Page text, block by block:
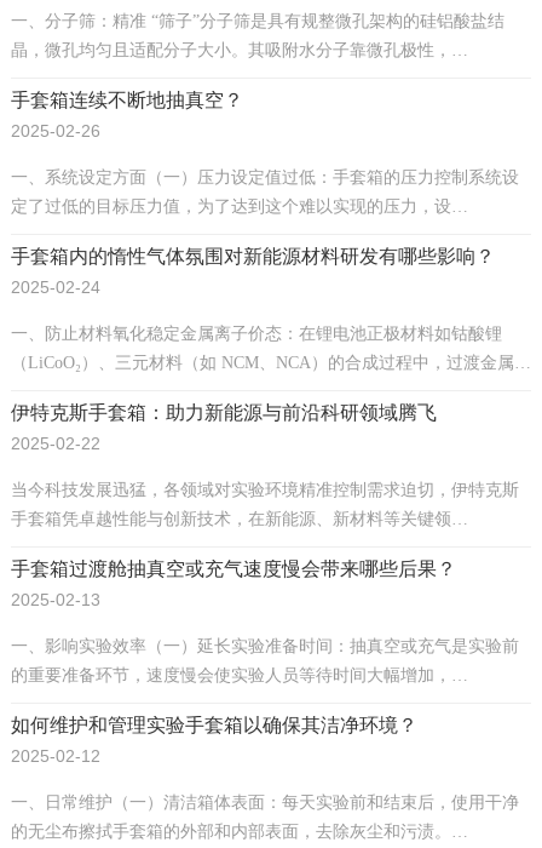
一、分子筛：精准 “筛子”分子筛是具有规整微孔架构的硅铝酸盐结
晶，微孔均匀且适配分子大小。其吸附水分子靠微孔极性，…
手套箱连续不断地抽真空？
2025-02-26
一、系统设定方面（一）压力设定值过低：手套箱的压力控制系统设
定了过低的目标压力值，为了达到这个难以实现的压力，设…
手套箱内的惰性气体氛围对新能源材料研发有哪些影响？
2025-02-24
一、防止材料氧化稳定金属离子价态：在锂电池正极材料如钴酸锂
（LiCoO₂）、三元材料（如 NCM、NCA）的合成过程中，过渡金属…
伊特克斯手套箱：助力新能源与前沿科研领域腾飞
2025-02-22
当今科技发展迅猛，各领域对实验环境精准控制需求迫切，伊特克斯
手套箱凭卓越性能与创新技术，在新能源、新材料等关键领…
手套箱过渡舱抽真空或充气速度慢会带来哪些后果？
2025-02-13
一、影响实验效率（一）延长实验准备时间：抽真空或充气是实验前
的重要准备环节，速度慢会使实验人员等待时间大幅增加，…
如何维护和管理实验手套箱以确保其洁净环境？
2025-02-12
一、日常维护（一）清洁箱体表面：每天实验前和结束后，使用干净
的无尘布擦拭手套箱的外部和内部表面，去除灰尘和污渍。…